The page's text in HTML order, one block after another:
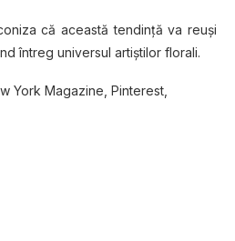
că această tendinţă va reuşi
întreg universul artiştilor florali.
York Magazine, Pinterest,